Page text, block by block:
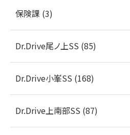
保険課 (3)
Dr.Drive尾ノ上SS (85)
Dr.Drive小峯SS (168)
Dr.Drive上南部SS (87)